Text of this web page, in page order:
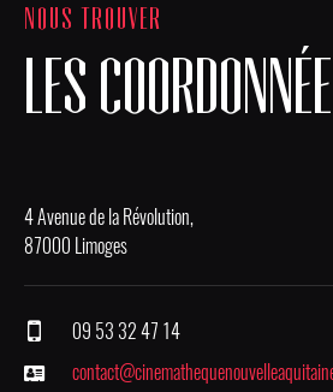
NOUS TROUVER
LES
4 Avenue de la Révolution,
87000 Limoges
09 53 32 47 14